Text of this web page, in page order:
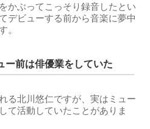
かぶってこっそり録音したとい
デビューする前から音楽に夢中
。
ー前は俳優業をしていた
る北川悠仁ですが、実はミュー
て活動していたことがありま